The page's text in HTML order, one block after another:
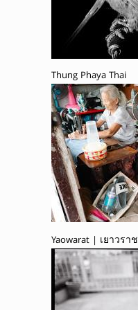
Thung Phaya Thai
Yaowarat | เยาวราช